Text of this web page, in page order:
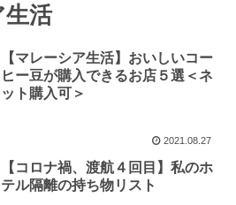
生活
【マレーシア生活】おいしいコー
ヒー豆が購入できるお店５選＜ネ
ット購入可＞
2021.08.27
【コロナ禍、渡航４回目】私のホ
テル隔離の持ち物リスト